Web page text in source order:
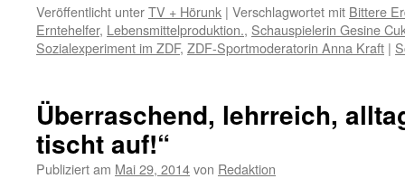
Veröffentlicht unterTV + Hörunk | Verschlagwortet mit Bittere
Erntehelfer, Lebensmittelproduktion., Schauspielerin Gesine
Sozialexperiment im ZDF, ZDF-Sportmoderatorin Anna Kraft |
Überraschend, lehrreich,
tischt auf!“
Publiziert am Mai 29, 2014von Redaktion